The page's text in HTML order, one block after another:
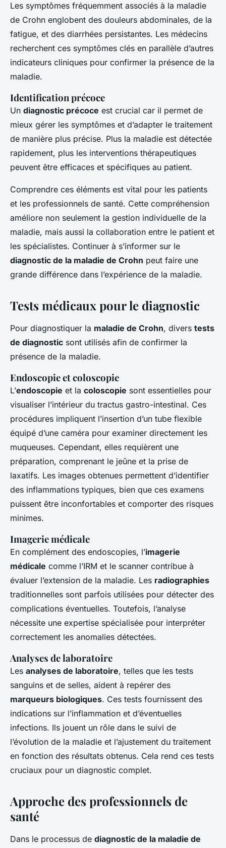
Les symptômes fréquemment associés à la maladie
de Crohn englobent des douleurs abdominales, de la
fatigue, et des diarrhées persistantes. Les médecins
recherchent ces symptômes clés en parallèle d’autres
indicateurs cliniques pour confirmer la présence de la
maladie.
Identification précoce
Un diagnostic précoce est crucial car il permet de
mieux gérer les symptômes et d’adapter le traitement
de manière plus précise. Plus la maladie est détectée
rapidement, plus les interventions thérapeutiques
peuvent être efficaces et spécifiques au patient.
Comprendre ces éléments est vital pour les patients
et les professionnels de santé. Cette compréhension
améliore non seulement la gestion individuelle de la
maladie, mais aussi la collaboration entre le patient et
les spécialistes. Continuer à s’informer sur le
diagnostic de la maladie de Crohn peut faire une
grande différence dans l’expérience de la maladie.
Tests médicaux pour le diagnostic
Pour diagnostiquer la maladie de Crohn, divers tests
de diagnostic sont utilisés afin de confirmer la
présence de la maladie.
Endoscopie et coloscopie
L’endoscopie et la coloscopie sont essentielles pour
visualiser l’intérieur du tractus gastro-intestinal. Ces
procédures impliquent l’insertion d’un tube flexible
équipé d’une caméra pour examiner directement les
muqueuses. Cependant, elles requièrent une
préparation, comprenant le jeûne et la prise de
laxatifs. Les images obtenues permettent d’identifier
des inflammations typiques, bien que ces examens
puissent être inconfortables et comporter des risques
minimes.
Imagerie médicale
En complément des endoscopies, l’imagerie
médicale comme l’IRM et le scanner contribue à
évaluer l’extension de la maladie. Les radiographies
traditionnelles sont parfois utilisées pour détecter des
complications éventuelles. Toutefois, l’analyse
nécessite une expertise spécialisée pour interpréter
correctement les anomalies détectées.
Analyses de laboratoire
Les analyses de laboratoire, telles que les tests
sanguins et de selles, aident à repérer des
marqueurs biologiques. Ces tests fournissent des
indications sur l’inflammation et d’éventuelles
infections. Ils jouent un rôle dans le suivi de
l’évolution de la maladie et l’ajustement du traitement
en fonction des résultats obtenus. Cela rend ces tests
cruciaux pour un diagnostic complet.
Approche des professionnels de
santé
Dans le processus de diagnostic de la maladie de